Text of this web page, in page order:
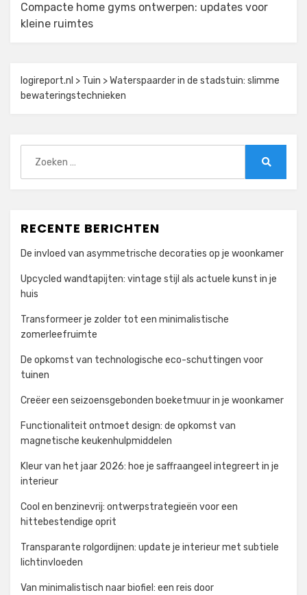
Compacte home gyms ontwerpen: updates voor
kleine ruimtes
logireport.nl > Tuin >Waterspaarder in de stadstuin: slimme
bewateringstechnieken
naar:
RECENTE BERICHTEN
De invloed van asymmetrische decoraties op je woonkamer
Upcycled wandtapijten: vintage stijl als actuele kunst in je
huis
Transformeer je zolder tot een minimalistische
zomerleefruimte
De opkomst van technologische eco-schuttingen voor
tuinen
Creëer een seizoensgebonden boeketmuur in je woonkamer
Functionaliteit ontmoet design: de opkomst van
magnetische keukenhulpmiddelen
Kleur van het jaar 2026: hoe je saffraangeel integreert in je
interieur
Cool en benzinevrij: ontwerpstrategieën voor een
hittebestendige oprit
Transparante rolgordijnen: update je interieur met subtiele
lichtinvloeden
Van minimalistisch naar biofiel: een reis door